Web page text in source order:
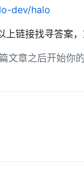
dev/halo
上链接找寻答案
文章之后开始你